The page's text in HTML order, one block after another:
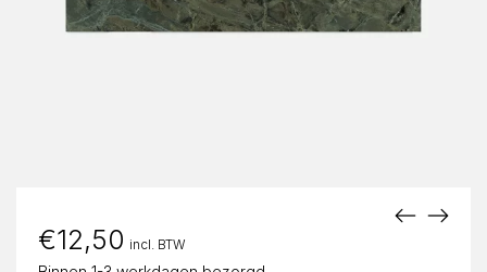
€12,50 incl. BTW